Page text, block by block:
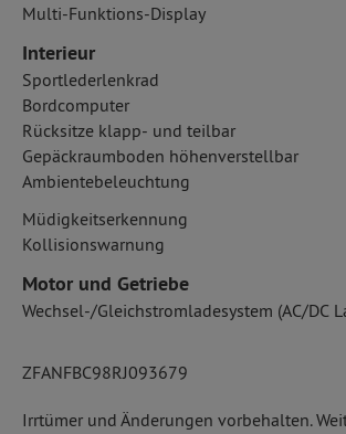
Multi-Funktions-Display
Interieur
Sportlederlenkrad
Bordcomputer
Rücksitze klapp- und teilbar
Gepäckraumboden höhenverstellbar
Ambientebeleuchtung
Müdigkeitserkennung
Kollisionswarnung
Motor und Getriebe
Wechsel-/Gleichstromladesystem (AC/DC
ZFANFBC98RJ093679
Irrtümer und Änderungen vorbehalten.